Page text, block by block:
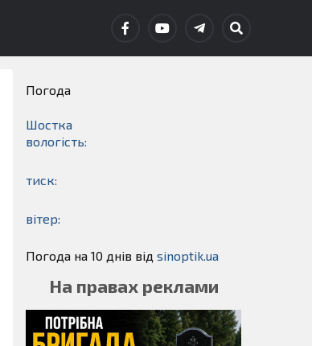
Погода
Шостка
вологість:
тиск:
вітер:
Погода на 10 днів від sinoptik.ua
На правах реклами